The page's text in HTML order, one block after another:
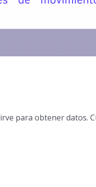
para obtener datos.